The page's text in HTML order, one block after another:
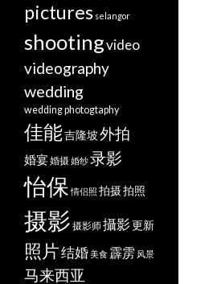
pictures selangor
shootingvideo
videography
wedding
wedding photogtaphy
佳能吉隆坡外拍
婚宴婚摄婚纱录影
怡保 情侣照 拍摄拍照
摄影 摄影师攝影更新
照片结婚美食 霹雳 风景
马来西亚